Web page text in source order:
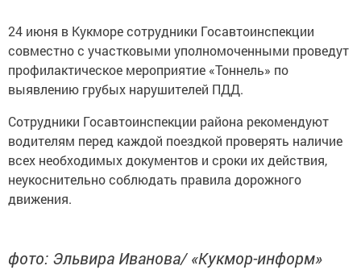
24 июня в Кукморе сотрудники Госавтоинспекции
совместно с участковыми уполномоченными проведут
профилактическое мероприятие «Тоннель» по
выявлению грубых нарушителей ПДД.
Сотрудники Госавтоинспекции района рекомендуют
водителям перед каждой поездкой проверять наличие
всех необходимых документов и сроки их действия,
неукоснительно соблюдать правила дорожного
движения.
фото: Эльвира Иванова/ «Кукмор-информ»